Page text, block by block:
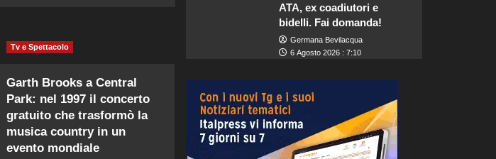
Tv e Spettacolo
Garth Brooks a Central
Park: nel 1997 il concerto
gratuito che trasformò la
musica country in un
evento mondiale
ATA, ex coadiutori e
bidelli. Fai domanda!
Germana Bevilacqua
6 Agosto 2026 : 7:10